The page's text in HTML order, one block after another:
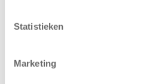
Statistieken
Marketing